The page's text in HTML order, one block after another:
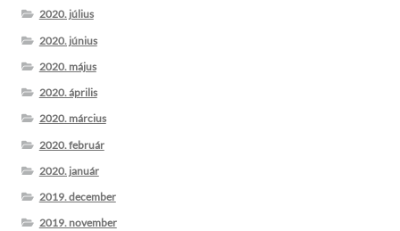
2020. július
2020. június
2020. május
2020. április
2020. március
2020. február
2020. január
2019. december
2019. november